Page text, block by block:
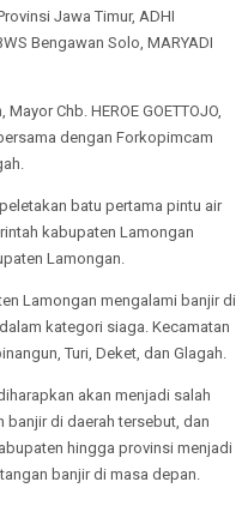
Jawa Timur, ADHI
Bengawan Solo, MARYADI
Chb. HEROE GOETTOJO,
dengan Forkopimcam
batu pertama pintu air
kabupaten Lamongan
Lamongan.
Lamongan mengalami banjir di
kategori siaga. Kecamatan
Turi, Deket, dan Glagah.
akan menjadi salah
di daerah tersebut, dan
hingga provinsi menjadi
banjir di masa depan.